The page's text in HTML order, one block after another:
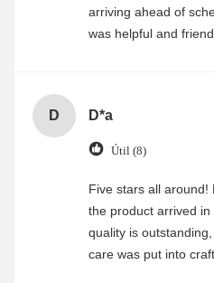
arriving ahead of
was helpful and
D D*a
Útil (8)
Five stars all around!
the product arrived
quality is
care was put into